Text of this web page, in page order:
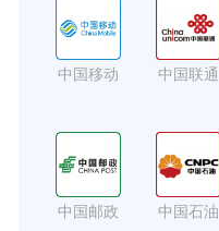
中国移动 中国联通
中国邮政 中国石油